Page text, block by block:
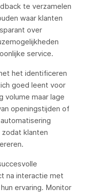
te verzamelen
waar klanten
over
service.
het identificeren
goed leent voor
volume maar lage
openingstijden of
klanten
na interactie met
ervaring. Monitor